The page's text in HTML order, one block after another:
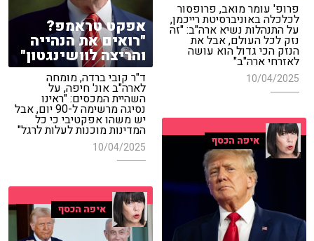
פרופ' עומר מואב, פרופסור
לכלכלה באוניברסיטת רייכמן,
על התנהלות נשיא ארה"ב: "זה
נזק לכל העולם, אבל את
הנזק הכי גדול הוא עושה
לאזרחי ארה"ב"
10/04/2025
אפקט טראמפ?
"רואים את הנהייה
והריצה לוושינגטון"
ד"ר קובי ברדה, מומחה
לארה"ב אונ' חיפה, על
השהיית המכסים: "ראינו
נסיגה מרשימה ל-90 יום, אבל
יש משהו אפקטיבי כי כל
המדינות מוכנות לעלות לרגל"
10/04/2025 איפה הכסף
איפה הכסף